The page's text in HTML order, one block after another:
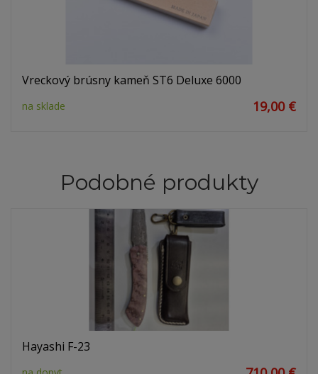
Vreckový brúsny kameň ST6 Deluxe 6000
na sklade 19,00 €
Podobné produkty
Hayashi F-23